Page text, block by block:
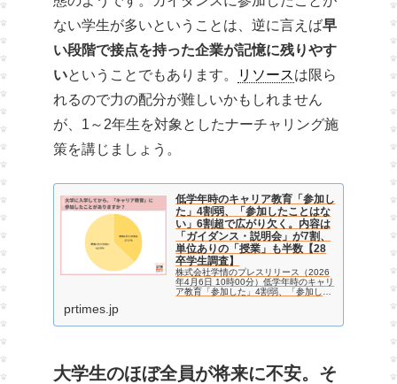
ない学生が多いということは、逆に言えば早
い段階で接点を持った企業が記憶に残りやす
いということでもあります。 リソースは限ら
れるので力の配分が難しいかもしれません
が、1～2年生を対象としたナーチャリング施
策を講じましょう。
低学年時のキャリア教育「参加し
た」4割弱、「参加したことはな
い」6割超で広がり欠く。内容は
「ガイダンス・説明会」が7割、
単位ありの「授業」も半数【28
卒学生調査】
株式会社学情のプレスリリース（2026
年4月6日 10時00分）低学年時のキャリ
ア教育「参加した」4割弱、「参加した
prtimes.jp
大学生のほぼ全員が将来に不安。そ